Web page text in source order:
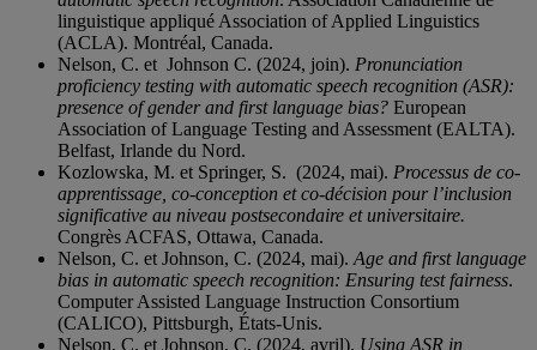
linguistique appliqué Association of Applied Linguistics
(ACLA). Montréal, Canada.
Nelson, C. et Johnson C. (2024, join). Pronunciation
proficiency testing with automatic speech recognition (ASR):
presence of gender and first language bias? European
Association of Language Testing and Assessment (EALTA).
Belfast, Irlande du Nord.
Kozlowska, M. et Springer, S. (2024, mai). Processus de co-
apprentissage, co-conception et co-décision pour l’inclusion
significative au niveau postsecondaire et universitaire.
Congrès ACFAS, Ottawa, Canada.
Nelson, C. et Johnson, C. (2024, mai). Age and first language
bias in automatic speech recognition: Ensuring test fairness.
Computer Assisted Language Instruction Consortium
(CALICO), Pittsburgh, États-Unis.
Nelson, C. et Johnson, C. (2024, avril). Using ASR in